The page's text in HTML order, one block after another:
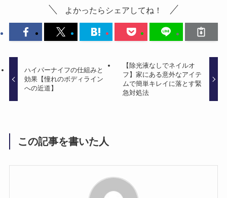
よかったらシェアしてね！
ハイパーナイフの仕組みと
効果【憧れのボディライン
への近道】
【除光液なしでネイルオ
フ】家にある意外なアイテ
ムで簡単キレイに落とす緊
急対処法
この記事を書いた人